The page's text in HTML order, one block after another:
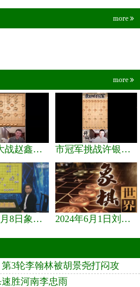
more
more
郭中基大战赵鑫鑫，许银川激情讲解 市冠军挑战许银川，急进中兵变化真激烈！
2024年6月8日象棋世界，刘君、蒋川讲解了第九届杨官璘杯全国象棋... 2024年6月1日刘君、蒋川讲解第三届上海杯象棋大师赛谢靖与李少庚...
3轮李翰林被胡景尧打闷攻
胜河南李忠雨